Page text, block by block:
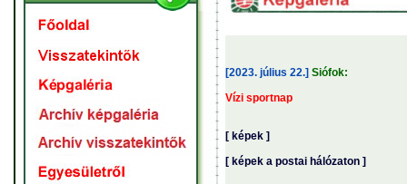
[2023. július 22.] Siófok:
Vízi sportnap
[ képek ]
[ képek a postai hálózaton ]